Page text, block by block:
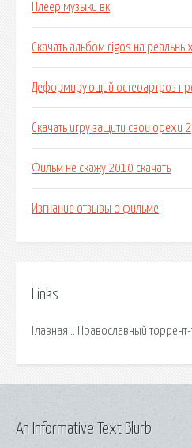
Плеер музыки вк
Скачать альбом rigos на
Деформирующий остеоартроз
Скачать игру защити свои орехи 2
Фильм не скажу 2010 скачать
Изгнание отзывы о фильме
Links
Главная :: Православный торрент-
An Informative Text Blurb